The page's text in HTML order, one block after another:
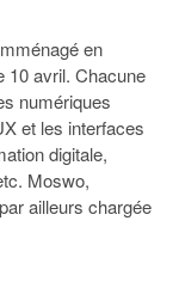
en
10 avril. Chacune
numériques
et les interfaces
digitale,
Moswo,
ailleurs chargée